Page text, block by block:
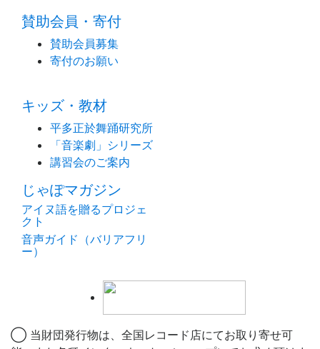
賛助会員・寄付
賛助会員募集
寄付のお願い
キッズ・教材
平多正於舞踊研究所
「音楽劇」シリーズ
講習会のご案内
じゃぽマガジン
アイヌ語を贈るプロジェ
クト
音声ガイド（バリアフリ
ー）
◯ 当財団発行物は、全国レコード店にてお取り寄せ可